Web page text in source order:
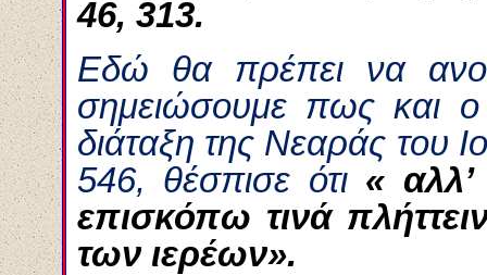
46, 313.
Εδώ θα πρέπει να
σημειώσουμε πως και ο
διάταξη της Νεαράς τoυ
546, θέσπισε ότι « αλλ’
επισκόπω τινά
των ιερέων».